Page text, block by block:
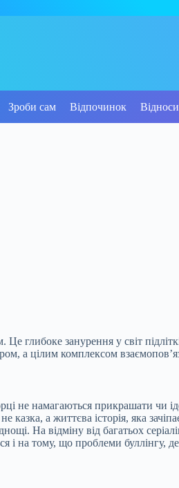
Зроби сам Відпочинок
глибоке занурення у світ
а цілим комплексом
не намагаються прикрашати чи
а життєва історія, яка
На відміну від багатьох
на тому, що проблеми буллінгу,